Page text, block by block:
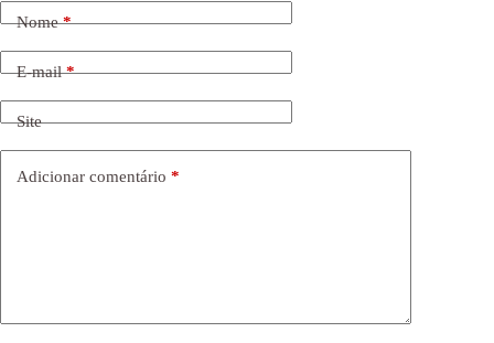
Nome*
E-mail*
Site
Adicionar comentário *